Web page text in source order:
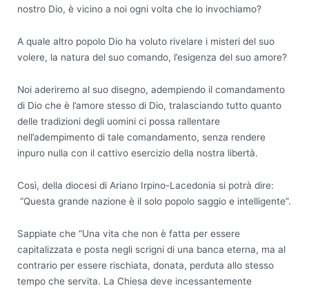
nostro Dio, è vicino a noi ogni volta che lo invochiamo?
A quale altro popolo Dio ha voluto rivelare i misteri del suo
volere, la natura del suo comando, l’esigenza del suo amore?
Noi aderiremo al suo disegno, adempiendo il comandamento
di Dio che è l’amore stesso di Dio, tralasciando tutto quanto
delle tradizioni degli uomini ci possa rallentare
nell’adempimento di tale comandamento, senza rendere
inpuro nulla con il cattivo esercizio della nostra libertà.
Così, della diocesi di Ariano Irpino-Lacedonia si potrà dire:
“Questa grande nazione è il solo popolo saggio e intelligente”.
Sappiate che “Una vita che non è fatta per essere
capitalizzata e posta negli scrigni di una banca eterna, ma al
contrario per essere rischiata, donata, perduta allo stesso
tempo che servita. La Chiesa deve incessantemente